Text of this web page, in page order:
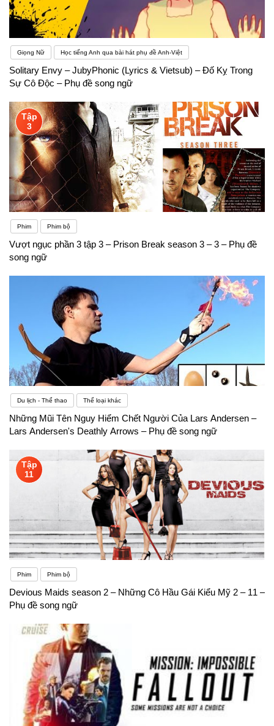
Giọng Nữ Học tiếng Anh qua bài hát phụ đề Anh-Việt
Solitary Envy – JubyPhonic (Lyrics & Vietsub) – Đố Kỵ Trong
Sự Cô Độc – Phụ đề song ngữ
Tập
3
Phim Phim bộ
Vượt ngục phần 3 tập 3 – Prison Break season 3 – 3 – Phụ đề
song ngữ
Du lịch - Thể thao Thể loại khác
Những Mũi Tên Nguy Hiểm Chết Người Của Lars Andersen –
Lars Andersen's Deathly Arrows – Phụ đề song ngữ
Tập
11
Phim Phim bộ
Devious Maids season 2 – Những Cô Hầu Gái Kiểu Mỹ 2 – 11 –
Phụ đề song ngữ